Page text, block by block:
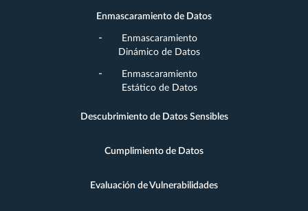
Enmascaramiento de Datos
Enmascaramiento
Dinámico de Datos
Enmascaramiento
Estático de Datos
Descubrimiento de Datos Sensibles
Cumplimiento de Datos
Evaluación de Vulnerabilidades